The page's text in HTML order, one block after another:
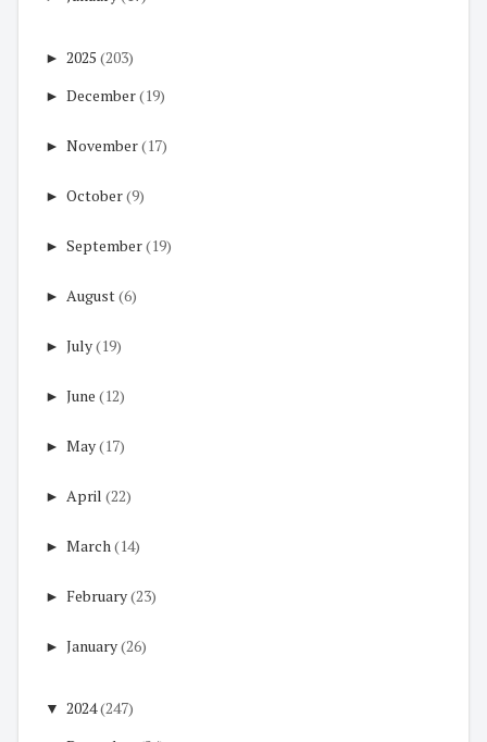
► 2025 (203)
► December(19)
► November(17)
► October(9)
► September(19)
► August(6)
► July(19)
► June (12)
► May(17)
► April (22)
► March(14)
► February(23)
► January(26)
▼ 2024(247)